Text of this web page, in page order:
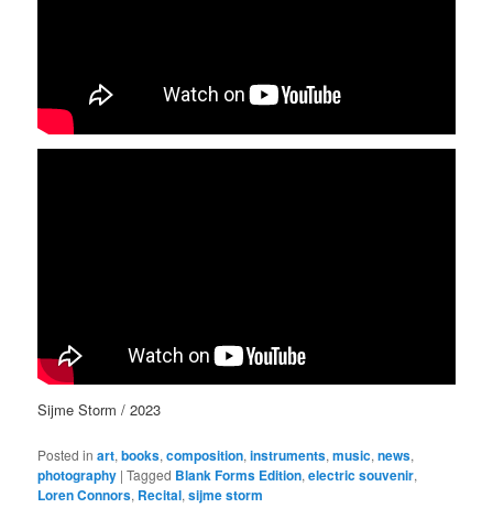
Sijme Storm / 2023
Posted in art,books,composition,instruments,music,news,
photography |Tagged Blank Forms Edition,electric souvenir,
Loren Connors, Recital,sijme storm